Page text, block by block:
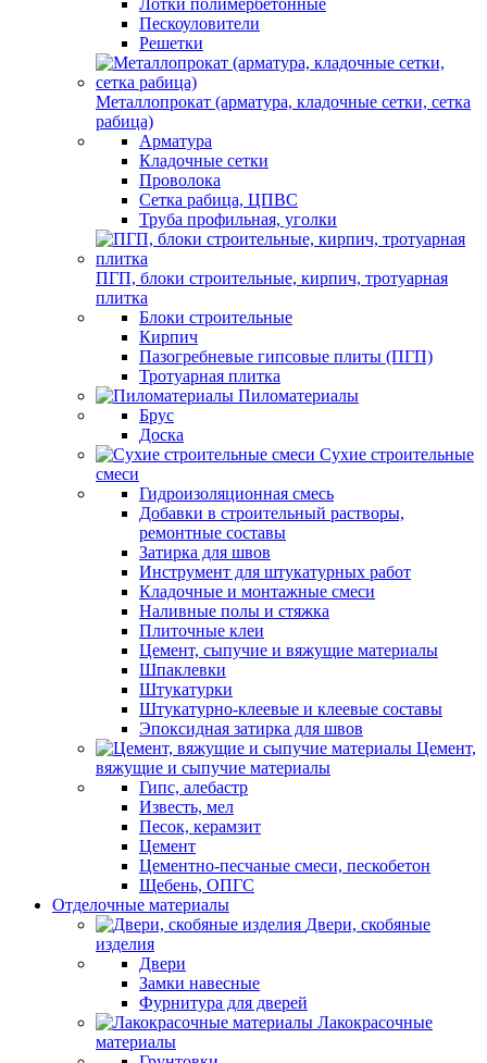
Лотки полимербетонные
Пескоуловители
Решетки
Металлопрокат (арматура, кладочные сетки, сетка
рабица)
Арматура
Кладочные сетки
Проволока
Сетка рабица, ЦПВС
Труба профильная, уголки
ПГП, блоки строительные, кирпич, тротуарная
плитка
Блоки строительные
Кирпич
Пазогребневые гипсовые плиты (ПГП)
Тротуарная плитка
Пиломатериалы
Брус
Доска
Сухие строительные
смеси
Гидроизоляционная смесь
Добавки в строительный растворы,
ремонтные составы
Затирка для швов
Инструмент для штукатурных работ
Кладочные и монтажные смеси
Наливные полы и стяжка
Плиточные клеи
Цемент, сыпучие и вяжущие материалы
Шпаклевки
Штукатурки
Штукатурно-клеевые и клеевые составы
Эпоксидная затирка для швов
Цемент,
вяжущие и сыпучие материалы
Гипс, алебастр
Известь, мел
Песок, керамзит
Цемент
Цементно-песчаные смеси, пескобетон
Щебень, ОПГС
Отделочные материалы
Двери, скобяные
изделия
Двери
Замки навесные
Фурнитура для дверей
Лакокрасочные
материалы